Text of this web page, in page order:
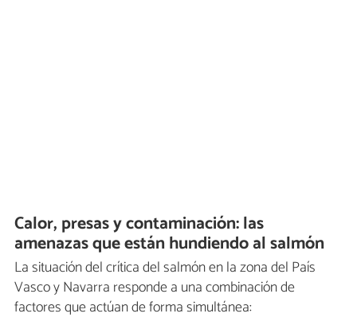
Calor, presas y contaminación: las
amenazas que están hundiendo al salmón
La situación del crítica del salmón en la zona del País
Vasco y Navarra responde a una combinación de
factores que actúan de forma simultánea: